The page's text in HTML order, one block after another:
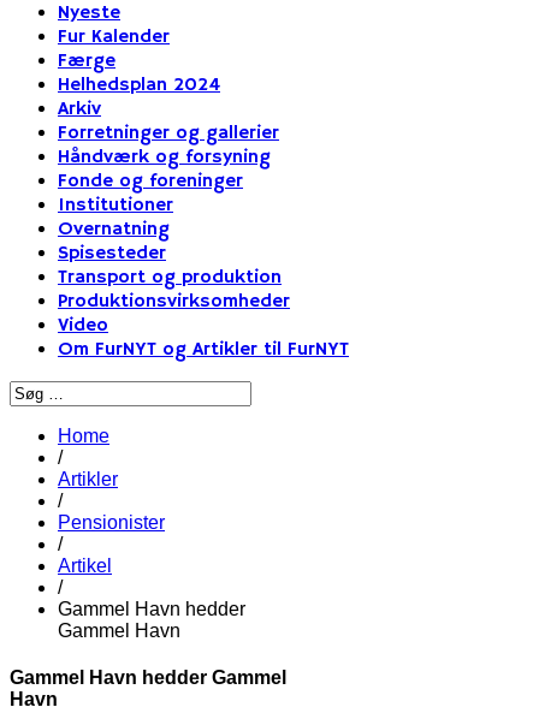
Nyeste
Fur Kalender
Færge
Helhedsplan 2024
Arkiv
Forretninger og gallerier
Håndværk og forsyning
Fonde og foreninger
Institutioner
Overnatning
Spisesteder
Transport og produktion
Produktionsvirksomheder
Video
Om FurNYT og Artikler til FurNYT
Home
/
Artikler
/
Pensionister
/
Artikel
/
Gammel Havn hedder
Gammel Havn
Gammel Havn hedder Gammel
Havn